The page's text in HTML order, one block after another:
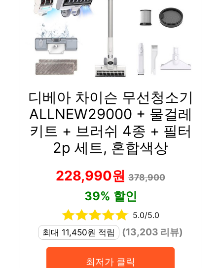
디베아 차이슨 무선청소기
ALLNEW29000 + 물걸레
키트 + 브러쉬 4종 + 필터
2p 세트, 혼합색상
228,990원 378,900
39% 할인
5.0/5.0
최대 11,450원 적립
(13,203 리뷰)
최저가 클릭